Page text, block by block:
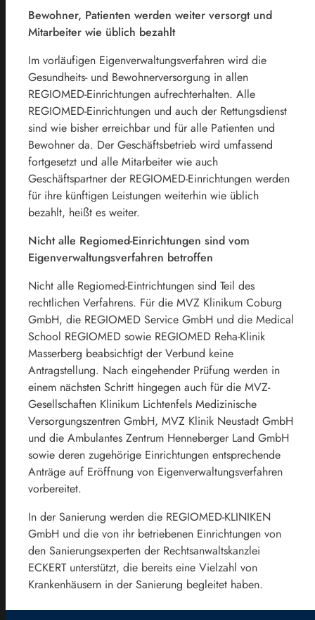
Bewohner, Patienten werden weiter versorgt und
Mitarbeiter wie üblich bezahlt
Im vorläufigen Eigenverwaltungsverfahren wird die
Gesundheits- und Bewohnerversorgung in allen
REGIOMED-Einrichtungen aufrechterhalten. Alle
REGIOMED-Einrichtungen und auch der Rettungsdienst
sind wie bisher erreichbar und für alle Patienten und
Bewohner da. Der Geschäftsbetrieb wird umfassend
fortgesetzt und alle Mitarbeiter wie auch
Geschäftspartner der REGIOMED-Einrichtungen werden
für ihre künftigen Leistungen weiterhin wie üblich
bezahlt, heißt es weiter.
Nicht alle Regiomed-Einrichtungen sind vom
Eigenverwaltungsverfahren betroffen
Nicht alle Regiomed-Eintrichtungen sind Teil des
rechtlichen Verfahrens. Für die MVZ Klinikum Coburg
GmbH, die REGIOMED Service GmbH und die Medical
School REGIOMED sowie REGIOMED Reha-Klinik
Masserberg beabsichtigt der Verbund keine
Antragstellung. Nach eingehender Prüfung werden in
einem nächsten Schritt hingegen auch für die MVZ-
Gesellschaften Klinikum Lichtenfels Medizinische
Versorgungszentren GmbH, MVZ Klinik Neustadt GmbH
und die Ambulantes Zentrum Henneberger Land GmbH
sowie deren zugehörige Einrichtungen entsprechende
Anträge auf Eröffnung von Eigenverwaltungsverfahren
vorbereitet.
In der Sanierung werden die REGIOMED-KLINIKEN
GmbH und die von ihr betriebenen Einrichtungen von
den Sanierungsexperten der Rechtsanwaltskanzlei
ECKERT unterstützt, die bereits eine Vielzahl von
Krankenhäusern in der Sanierung begleitet haben.